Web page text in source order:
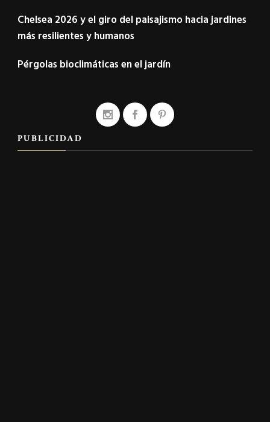
Chelsea 2026 y el giro del paisajismo hacia jardines
más resilientes y humanos
Pérgolas bioclimáticas en el jardín
PUBLICIDAD